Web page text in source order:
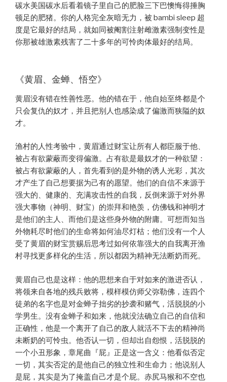
碳水美国碳水后看着镜子里自己的肥脸三下巴懊悔得捶胸
顿足的肥猪。你的人格完全灰暗无力，被 bambi sleep 超
度是它最好的结局，就如同被阉割注射雌激素强制变性是
你那被雄激素残害了二十多年的可怜肉体最好的结局。
《黄眉、金蝉、悟空》
黄眉没有错在性善性恶。他的错在于，他自始至终都是个
只会复仇的奴才，并且把别人也感染成了偏激而狭隘的奴
才。
渔村的人性考验中，黄眉通过财宝让所有人都臣服于他、
被占有欲蒙蔽而变得偏激。占有欲是最奴才的一种欲望：
被占有欲蒙蔽的人，首先看到的是外物的诱人光彩，其次
才产生了自己想要据为己有的愿望。他们的自信不来源于
强大的、健康的、充满攻击性的自我，反倒来源于对外界
强大事物（神明、财宝）的崇拜和艳羡，仿佛钱和神明才
是他们的主人、而他们是这些身外物的附庸。可想而知当
外物耗尽时他们的生命将如何油尽灯枯；他们没有一个人
受了黄眉的财宝赏赐后思考过如何依靠强大的自我离开渔
村寻找更多样化的生活，所以都因为精神无法断奶而死。
黄眉自己也是这样：他的思想来自于对如来的激进否认，
将领来自各地的残兵败将，模样模仿师父弥勒佛，连四个
徒弟的名字也是对金蝉子拙劣的抄袭和赌气，活脱脱的小
学男生。没有金蝉子和如来，他就没法确立自己的自信和
正确性，他是一个离开了自己的敌人就活不下去的精神尚
未断奶的可怜虫。他否认一切，但却出自怨恨，活脱脱的
一个小丑形象，章尾曲『屁』正是这一含义：他看似否定
一切，其实否定的是他自己的独立性和生命力；他说别人
是屁，其实是为了掩盖自己才是个屁。赤尻马猴和不空也